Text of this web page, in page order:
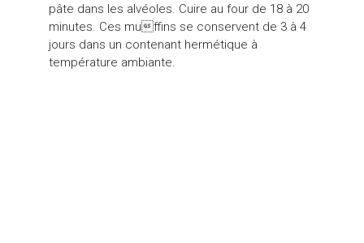
pâte dans les alvéoles. Cuire au four de 18 à 20
minutes. Ces muffins se conservent de 3 à 4
jours dans un contenant hermétique à
température ambiante.